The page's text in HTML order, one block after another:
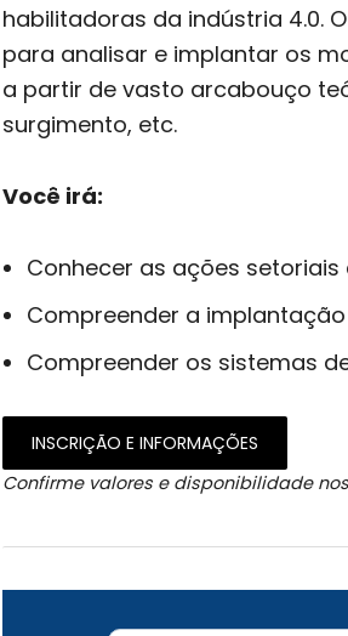
habilitadoras da indústria 4.0.
para analisar e implantar os
a partir de vasto arcabouço
surgimento, etc.
Você irá:
Conhecer as ações
Compreender a
Compreender os sistemas
INSCRIÇÃO E INFORMAÇÕES
Confirme valores e disponibilidade